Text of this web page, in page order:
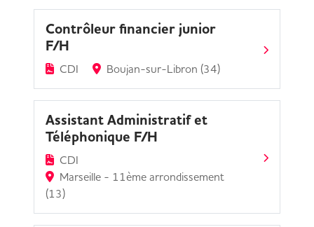
Contrôleur financier junior
F/H
CDI Boujan-sur-Libron (34)
Assistant Administratif et
Téléphonique F/H
CDI
Marseille - 11ème arrondissement
(13)